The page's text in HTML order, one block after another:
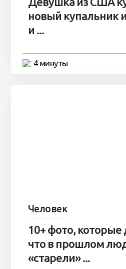
новый купальник
и ...
4 минуты
Человек
10+ фото,
что в прошлом
«старели» ...